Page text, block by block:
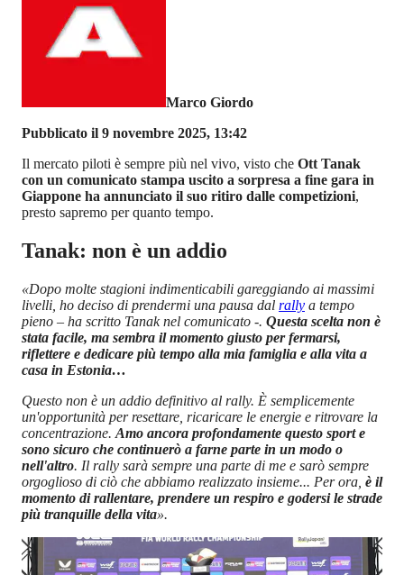
Marco Giordo
Pubblicato il 9 novembre 2025, 13:42
Il mercato piloti è sempre più nel vivo, visto che Ott Tanak
con un comunicato stampa uscito a sorpresa a fine gara in
Giappone ha annunciato il suo ritiro dalle competizioni,
presto sapremo per quanto tempo.
Tanak: non è un addio
«Dopo molte stagioni indimenticabili gareggiando ai massimi
livelli, ho deciso di prendermi una pausa dal rally a tempo
pieno – ha scritto Tanak nel comunicato -. Questa scelta non è
stata facile, ma sembra il momento giusto per fermarsi,
riflettere e dedicare più tempo alla mia famiglia e alla vita a
casa in Estonia…
Questo non è un addio definitivo al rally. È semplicemente
un'opportunità per resettare, ricaricare le energie e ritrovare la
concentrazione. Amo ancora profondamente questo sport e
sono sicuro che continuerò a farne parte in un modo o
nell'altro. Il rally sarà sempre una parte di me e sarò sempre
orgoglioso di ciò che abbiamo realizzato insieme... Per ora, è il
momento di rallentare, prendere un respiro e godersi le strade
più tranquille della vita».